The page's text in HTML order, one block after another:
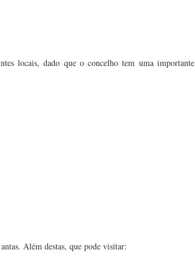
locais, dado que o concelho tem uma importante
Além destas, que pode visitar: